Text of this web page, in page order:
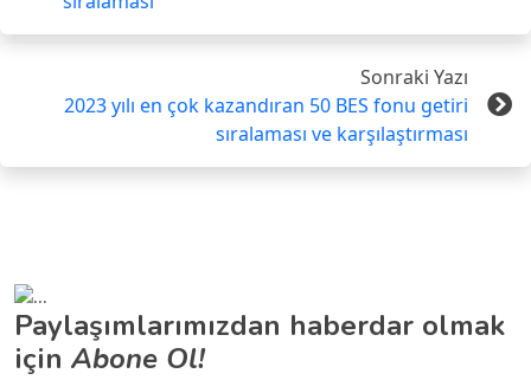
Sonraki Yazı
2023 yılı en çok kazandıran 50 BES fonu getiri
sıralaması ve karşılaştırması
Paylaşımlarımızdan haberdar olmak
için Abone Ol!